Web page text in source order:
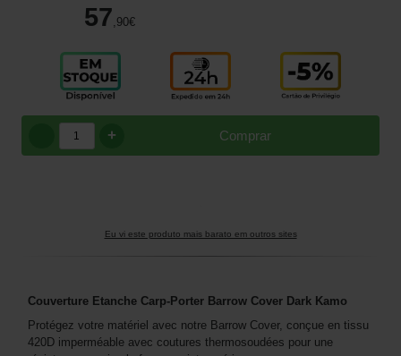
57 ,90€
Comprar
+
Eu vi este produto mais barato em outros sites
Couverture Etanche Carp-Porter Barrow Cover Dark Kamo
Protégez votre matériel avec notre Barrow Cover, conçue en tissu
420D imperméable avec coutures thermosoudées pour une